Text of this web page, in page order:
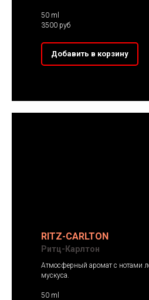
50 ml
3500 руб
Добавить в корзину
RITZ-CARLTON
Ритц-Карлтон
Атмосферный аромат с нотами
мускуса.
50 ml